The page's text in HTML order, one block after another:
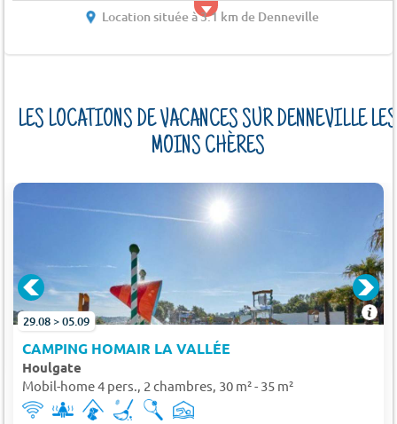
Location située à 3.1 km de Denneville
LES LOCATIONS DE VACANCES SUR DENNEVILLE LES
MOINS CHÈRES
29.08 > 05.09
CAMPING HOMAIR LA VALLÉE
Houlgate
Mobil-home 4 pers., 2 chambres, 30 m² - 35 m²